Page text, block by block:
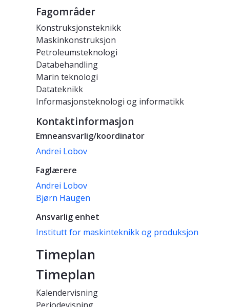
Fagområder
Konstruksjonsteknikk
Maskinkonstruksjon
Petroleumsteknologi
Databehandling
Marin teknologi
Datateknikk
Informasjonsteknologi og informatikk
Kontaktinformasjon
Emneansvarlig/koordinator
Andrei Lobov
Faglærere
Andrei Lobov
Bjørn Haugen
Ansvarlig enhet
Institutt for maskinteknikk og produksjon
Timeplan
Timeplan
Kalendervisning